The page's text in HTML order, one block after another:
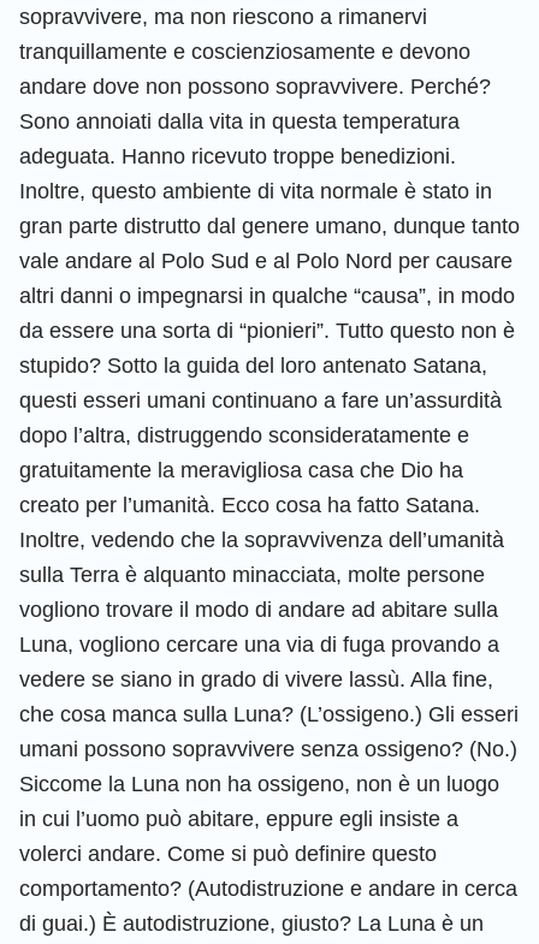
sopravvivere, ma non riescono a rimanervi
tranquillamente e coscienziosamente e devono
andare dove non possono sopravvivere. Perché?
Sono annoiati dalla vita in questa temperatura
adeguata. Hanno ricevuto troppe benedizioni.
Inoltre, questo ambiente di vita normale è stato in
gran parte distrutto dal genere umano, dunque tanto
vale andare al Polo Sud e al Polo Nord per causare
altri danni o impegnarsi in qualche “causa”, in modo
da essere una sorta di “pionieri”. Tutto questo non è
stupido? Sotto la guida del loro antenato Satana,
questi esseri umani continuano a fare un’assurdità
dopo l’altra, distruggendo sconsideratamente e
gratuitamente la meravigliosa casa che Dio ha
creato per l’umanità. Ecco cosa ha fatto Satana.
Inoltre, vedendo che la sopravvivenza dell’umanità
sulla Terra è alquanto minacciata, molte persone
vogliono trovare il modo di andare ad abitare sulla
Luna, vogliono cercare una via di fuga provando a
vedere se siano in grado di vivere lassù. Alla fine,
che cosa manca sulla Luna? (L’ossigeno.) Gli esseri
umani possono sopravvivere senza ossigeno? (No.)
Siccome la Luna non ha ossigeno, non è un luogo
in cui l’uomo può abitare, eppure egli insiste a
volerci andare. Come si può definire questo
comportamento? (Autodistruzione e andare in cerca
di guai.) È autodistruzione, giusto? La Luna è un